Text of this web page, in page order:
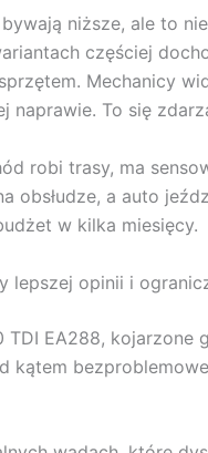
niższe, ale to
częściej
Mechanicy
naprawie. To się
robi trasy, ma
obsłudze, a auto
w kilka miesięcy.
lepszej opinii i
EA288, kojarzone
kątem